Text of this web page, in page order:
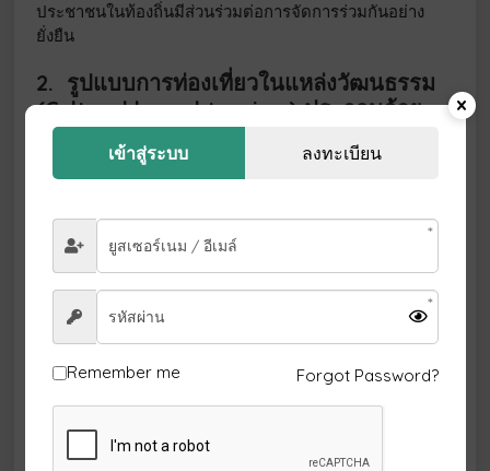
ประชาชนในท้องถิ่นมีส่วนร่วมต่อการจัดการร่วมกันอย่าง
ยั่งยืน
2. รูปแบบการท่องเที่ยวในแหล่งวัฒนธรรม
(Cultural based tourism)ประกอบด้วย
2.1 การท่องเที่ยวเชิงประวัติศาสตร์ (Historical
เข้าสู่ระบบ ลงทะเบียน
Remember me Forgot Password?